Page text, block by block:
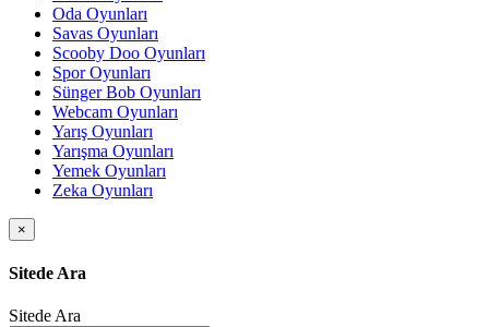
Oda Oyunları
Savas Oyunları
Scooby Doo Oyunları
Spor Oyunları
Sünger Bob Oyunları
Webcam Oyunları
Yarış Oyunları
Yarışma Oyunları
Yemek Oyunları
Zeka Oyunları
×
Sitede Ara
Sitede Ara